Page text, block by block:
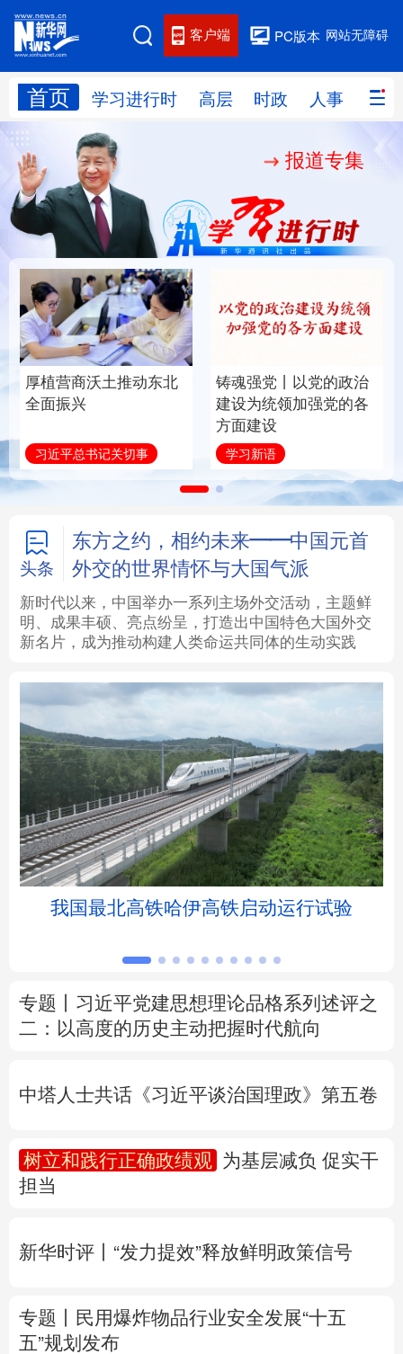
网站无障碍
PC版本
客户端
首页 学习进行时 高层 时政 人事 国际
网站地图
学习进行时 人事
国际 财经 网评
思客智库 全球连线 教育
科技 科创 量子 体育
文化 书画
访谈 视频 图片 政务
信息化 数字经济
学术中国 乡村振兴 银龄 溯源中国
城市 旅游 能源
彩票 娱乐 时尚 悦读
地方频道
北京 天津 河北 山西
辽宁 吉林 上海 江苏
广东 广西 海南
新疆 内蒙古 黑龙江
多语种频道
Русский язык
报道专集
厚植营商沃土推动东北
全面振兴
习近平总书记关切事
铸魂强党丨以党的政治
建设为统领加强党的各
方面建设
学习新语
头条
东方之约，相约未来——中国元首
外交的世界情怀与大国气派
新时代以来，中国举办一系列主场外交活动，主题鲜
明、成果丰硕、亮点纷呈，打造出中国特色大国外交
新名片，成为推动构建人类命运共同体的生动实践
我国最北高铁哈伊高铁启动运行试验
专题丨 习近平党建思想理论品格系列述评之
二：以高度的历史主动把握时代航向
中塔人士共话《习近平谈治国理政》第五卷
树立和践行正确政绩观
为基层减负 促实干
担当
新华时评丨“发力提效”释放鲜明政策信号
专题丨
民用爆炸物品行业安全发展“十五
五”规划发布